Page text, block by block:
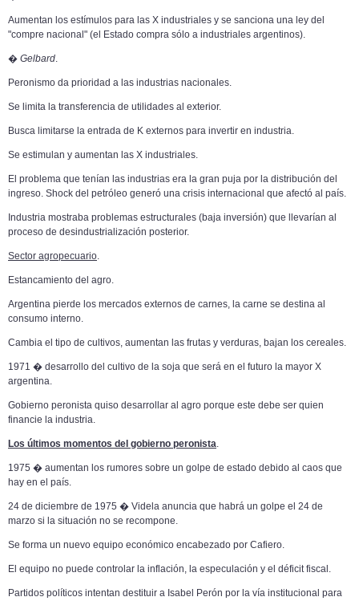
Aumentan los estímulos para las X industriales y se sanciona una ley del
"compre nacional" (el Estado compra sólo a industriales argentinos).
� Gelbard.
Peronismo da prioridad a las industrias nacionales.
Se limita la transferencia de utilidades al exterior.
Busca limitarse la entrada de K externos para invertir en industria.
Se estimulan y aumentan las X industriales.
El problema que tenían las industrias era la gran puja por la distribución del
ingreso. Shock del petróleo generó una crisis internacional que afectó al país.
Industria mostraba problemas estructurales (baja inversión) que llevarían al
proceso de desindustrialización posterior.
Sector agropecuario.
Estancamiento del agro.
Argentina pierde los mercados externos de carnes, la carne se destina al
consumo interno.
Cambia el tipo de cultivos, aumentan las frutas y verduras, bajan los cereales.
1971 � desarrollo del cultivo de la soja que será en el futuro la mayor X
argentina.
Gobierno peronista quiso desarrollar al agro porque este debe ser quien
financie la industria.
Los últimos momentos del gobierno peronista.
1975 � aumentan los rumores sobre un golpe de estado debido al caos que
hay en el país.
24 de diciembre de 1975 � Videla anuncia que habrá un golpe el 24 de
marzo si la situación no se recompone.
Se forma un nuevo equipo económico encabezado por Cafiero.
El equipo no puede controlar la inflación, la especulación y el déficit fiscal.
Partidos políticos intentan destituir a Isabel Perón por la vía institucional para